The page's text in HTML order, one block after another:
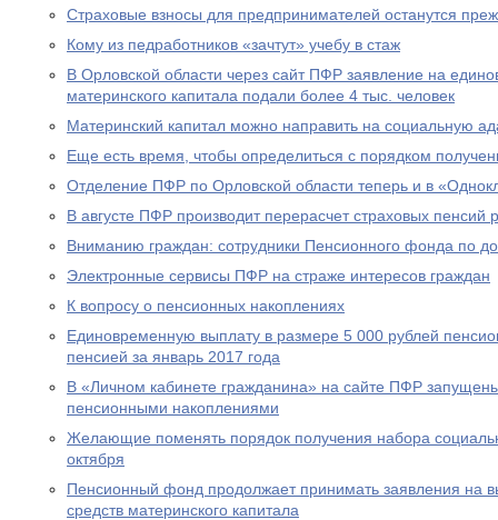
Страховые взносы для предпринимателей останутся
Кому из педработников «зачтут» учебу в стаж
В Орловской области через сайт ПФР заявление на
материнского капитала подали более 4 тыс. человек
Материнский капитал можно направить на социальную
Еще есть время, чтобы определиться с порядком
Отделение ПФР по Орловской области теперь и в
В августе ПФР производит перерасчет страховых
Вниманию граждан: сотрудники Пенсионного фонда по
Электронные сервисы ПФР на страже интересов граждан
К вопросу о пенсионных накоплениях
Единовременную выплату в размере 5 000 рублей
пенсией за январь 2017 года
В «Личном кабинете гражданина» на сайте ПФР
пенсионными накоплениями
Желающие поменять порядок получения набора
октября
Пенсионный фонд продолжает принимать заявления на
средств материнского капитала